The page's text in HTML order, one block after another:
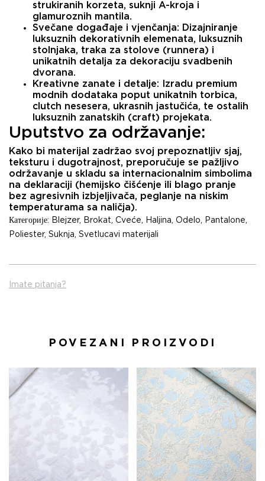
strukiranih korzeta, suknji A-kroja i
glamuroznih mantila.
Svečane događaje i vjenčanja: Dizajniranje
luksuznih dekorativnih elemenata, luksuznih
stolnjaka, traka za stolove (runnera) i
unikatnih detalja za dekoraciju svadbenih
dvorana.
Kreativne zanate i detalje: Izradu premium
modnih dodataka poput unikatnih torbica,
clutch nesesera, ukrasnih jastučića, te ostalih
luksuznih zanatskih (craft) projekata.
Uputstvo za održavanje:
Kako bi materijal zadržao svoj prepoznatljiv sjaj,
teksturu i dugotrajnost, preporučuje se pažljivo
održavanje u skladu sa internacionalnim simbolima
na deklaraciji (hemijsko čišćenje ili blago pranje
bez agresivnih izbjeljivača, peglanje na niskim
temperaturama sa naličja).
Категорије: Blejzer, Brokat, Cveće, Haljina, Odelo, Pantalone,
Poliester, Suknja, Svetlucavi materijali
Imate pitanja?
POVEZANI PROIZVODI